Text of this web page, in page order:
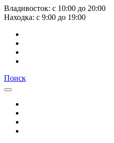
Владивосток: с 10:00 до 20:00
Находка: с 9:00 до 19:00
Поиск